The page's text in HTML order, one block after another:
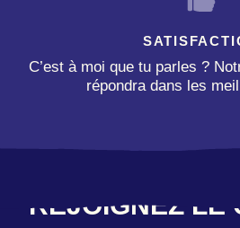
C’est à moi que tu parles ?
répondra dans les
REJOIGNEZ LE